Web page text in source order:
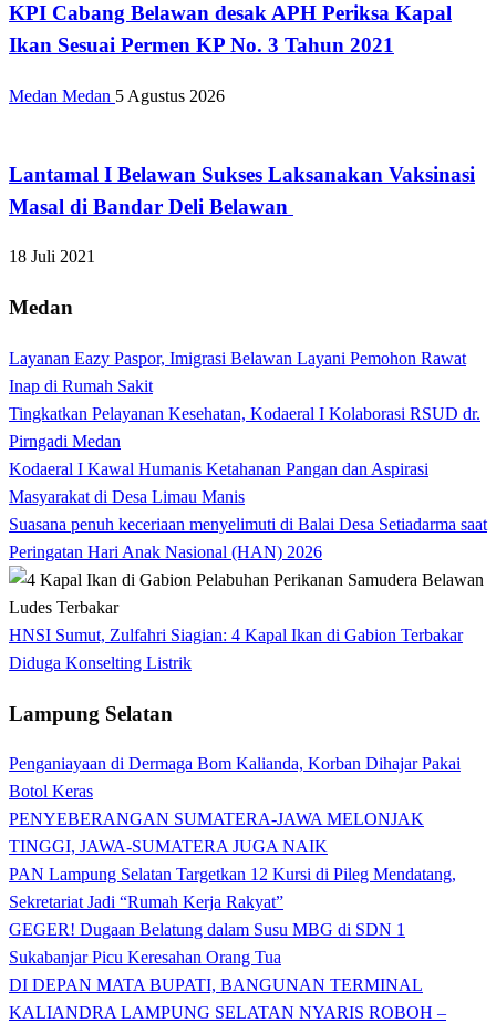
KPI Cabang Belawan desak APH Periksa Kapal
Ikan Sesuai Permen KP No. 3 Tahun 2021
Medan Medan 5 Agustus 2026
Lantamal I Belawan Sukses Laksanakan Vaksinasi
Masal di Bandar Deli Belawan
18 Juli 2021
Medan
Layanan Eazy Paspor, Imigrasi Belawan Layani Pemohon Rawat
Inap di Rumah Sakit
Tingkatkan Pelayanan Kesehatan, Kodaeral I Kolaborasi RSUD dr.
Pirngadi Medan‎
Kodaeral I Kawal Humanis Ketahanan Pangan dan Aspirasi
Masyarakat di Desa Limau Manis
Suasana penuh keceriaan menyelimuti di Balai Desa Setiadarma saat
Peringatan Hari Anak Nasional (HAN) 2026
HNSI Sumut, Zulfahri Siagian: 4 Kapal Ikan di Gabion Terbakar
Diduga Konselting Listrik
Lampung Selatan
Penganiayaan di Dermaga Bom Kalianda, Korban Dihajar Pakai
Botol Keras
PENYEBERANGAN SUMATERA-JAWA MELONJAK
TINGGI, JAWA-SUMATERA JUGA NAIK
PAN Lampung Selatan Targetkan 12 Kursi di Pileg Mendatang,
Sekretariat Jadi “Rumah Kerja Rakyat”
GEGER! Dugaan Belatung dalam Susu MBG di SDN 1
Sukabanjar Picu Keresahan Orang Tua
DI DEPAN MATA BUPATI, BANGUNAN TERMINAL
KALIANDRA LAMPUNG SELATAN NYARIS ROBOH –